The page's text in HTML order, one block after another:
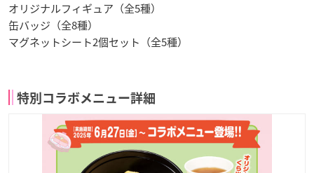
オリジナルフィギュア（全5種）
缶バッジ（全8種）
マグネットシート2個セット（全5種）
特別コラボメニュー詳細